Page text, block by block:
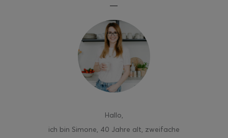
Hallo,
ich bin Simone, 40 Jahre alt, zweifache